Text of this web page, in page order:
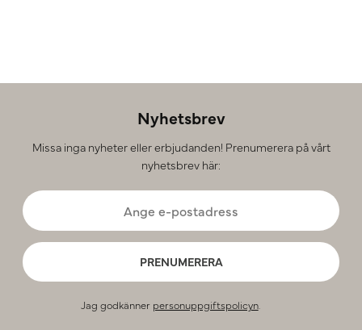
Nyhetsbrev
Missa inga nyheter eller erbjudanden! Prenumerera på vårt
nyhetsbrev här:
PRENUMERERA
Jag godkänner personuppgiftspolicyn.